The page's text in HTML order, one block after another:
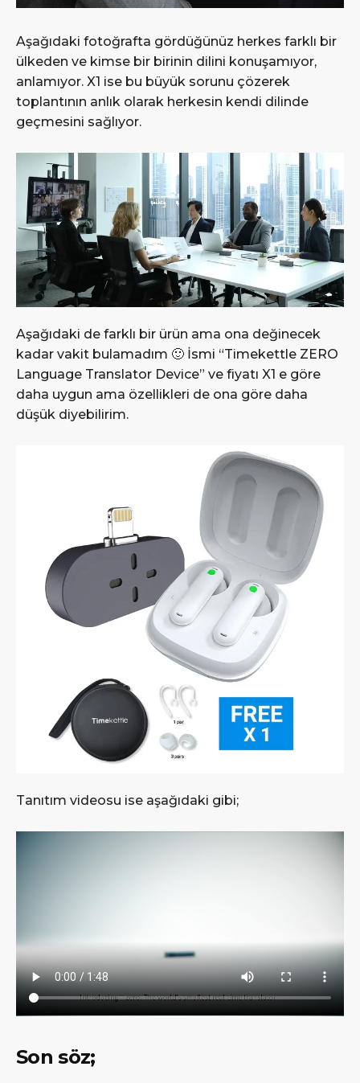
Aşağıdaki fotoğrafta gördüğünüz herkes farklı bir
ülkeden ve kimse bir birinin dilini konuşamıyor,
anlamıyor. X1 ise bu büyük sorunu çözerek
toplantının anlık olarak herkesin kendi dilinde
geçmesini sağlıyor.
Aşağıdaki de farklı bir ürün ama ona değinecek
kadar vakit bulamadım 🙂 İsmi “Timekettle ZERO
Language Translator Device” ve fiyatı X1 e göre
daha uygun ama özellikleri de ona göre daha
düşük diyebilirim.
Tanıtım videosu ise aşağıdaki gibi;
Son söz;